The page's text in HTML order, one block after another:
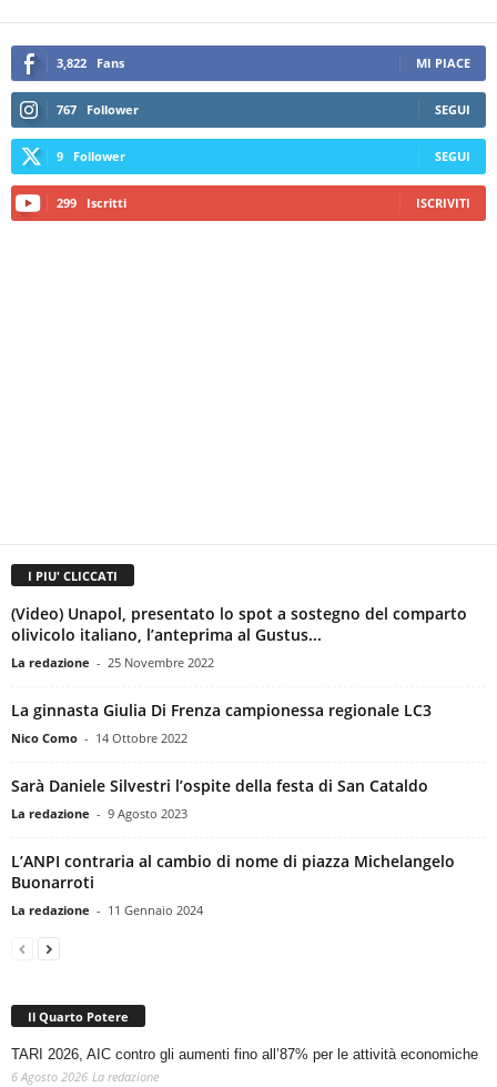
3,822 Fans MI PIACE
767 Follower SEGUI
9 Follower SEGUI
299 Iscritti ISCRIVITI
I PIU' CLICCATI
(Video) Unapol, presentato lo spot a sostegno del comparto
olivicolo italiano, l’anteprima al Gustus...
La redazione - 25 Novembre 2022
La ginnasta Giulia Di Frenza campionessa regionale LC3
Nico Como - 14 Ottobre 2022
Sarà Daniele Silvestri l’ospite della festa di San Cataldo
La redazione - 9 Agosto 2023
L’ANPI contraria al cambio di nome di piazza Michelangelo
Buonarroti
La redazione - 11 Gennaio 2024
Il Quarto Potere
TARI 2026, AIC contro gli aumenti fino all’87% per le attività economiche
6 Agosto 2026 La redazione